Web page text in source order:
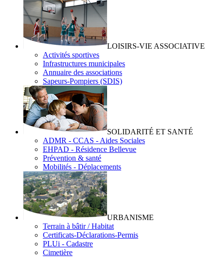
LOISIRS-VIE ASSOCIATIVE
Activités sportives
Infrastructures municipales
Annuaire des associations
Sapeurs-Pompiers (SDIS)
SOLIDARITÉ ET SANTÉ
ADMR - CCAS - Aides Sociales
EHPAD - Résidence Bellevue
Prévention & santé
Mobilités - Déplacements
URBANISME
Terrain à bâtir / Habitat
Certificats-Déclarations-Permis
PLUi - Cadastre
Cimetière